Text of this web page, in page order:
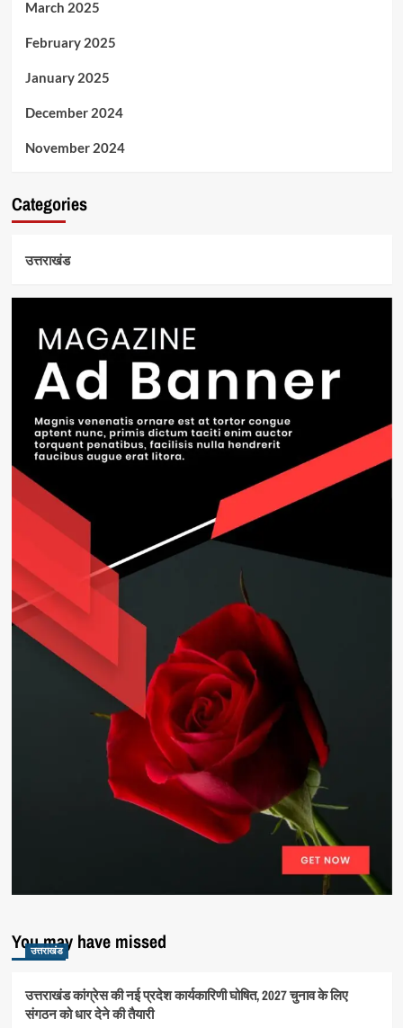
March 2025
February 2025
January 2025
December 2024
November 2024
Categories
उत्तराखंड
You may have missed
उत्तराखंड
उत्तराखंड कांग्रेस की नई प्रदेश कार्यकारिणी घोषित, 2027 चुनाव के लिए
संगठन को धार देने की तैयारी